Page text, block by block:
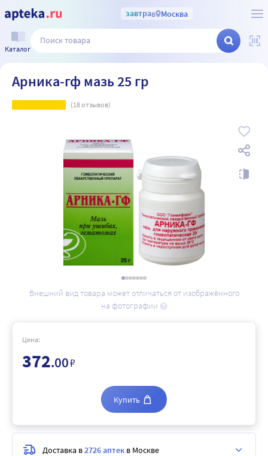
завтрав Москва
Каталог
Арника-гф мазь 25 гр
(18отзывов)
Внешний вид товара может отличаться от изображённого
на фотографии
Цена:
372.00₽
Купить
Доставка в2726 аптек в Москве